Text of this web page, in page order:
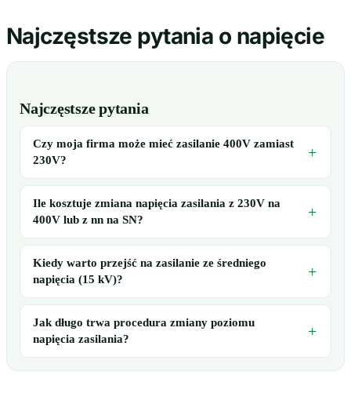
Najczęstsze pytania o napięcie
Najczęstsze pytania
Czy moja firma może mieć zasilanie 400V zamiast
230V?
Ile kosztuje zmiana napięcia zasilania z 230V na
400V lub z nn na SN?
Kiedy warto przejść na zasilanie ze średniego
napięcia (15 kV)?
Jak długo trwa procedura zmiany poziomu
napięcia zasilania?